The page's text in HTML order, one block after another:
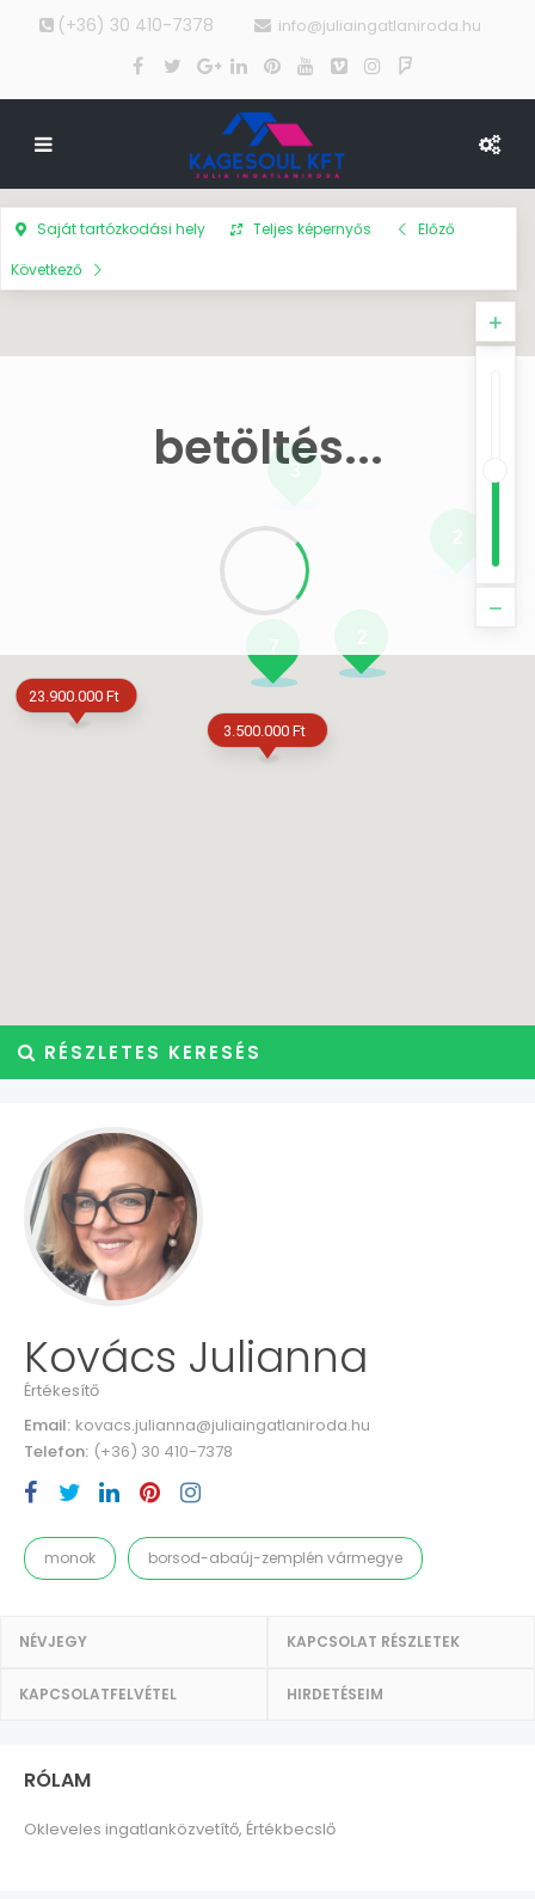
(+36) 30 410-7378 info@juliaingatlaniroda.hu
23.900.000 Ft
3.500.000 Ft
3
betöltés...
Saját tartózkodási hely Teljes képernyős
Előző
Következő
RÉSZLETES KERESÉS
Kovács Julianna
Értékesítő
Email: kovacs.julianna@juliaingatlaniroda.hu
Telefon: (+36) 30 410-7378
monok borsod-abaúj-zemplén vármegye
NÉVJEGY KAPCSOLAT RÉSZLETEK
KAPCSOLATFELVÉTEL HIRDETÉSEIM
RÓLAM
Okleveles ingatlanközvetítő, Értékbecslő